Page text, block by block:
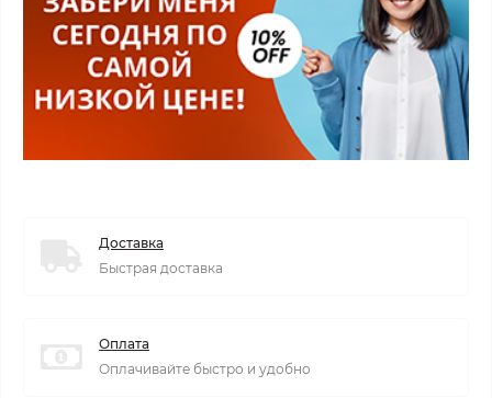
Доставка
Быстрая доставка
Оплата
Оплачивайте быстро и удобно